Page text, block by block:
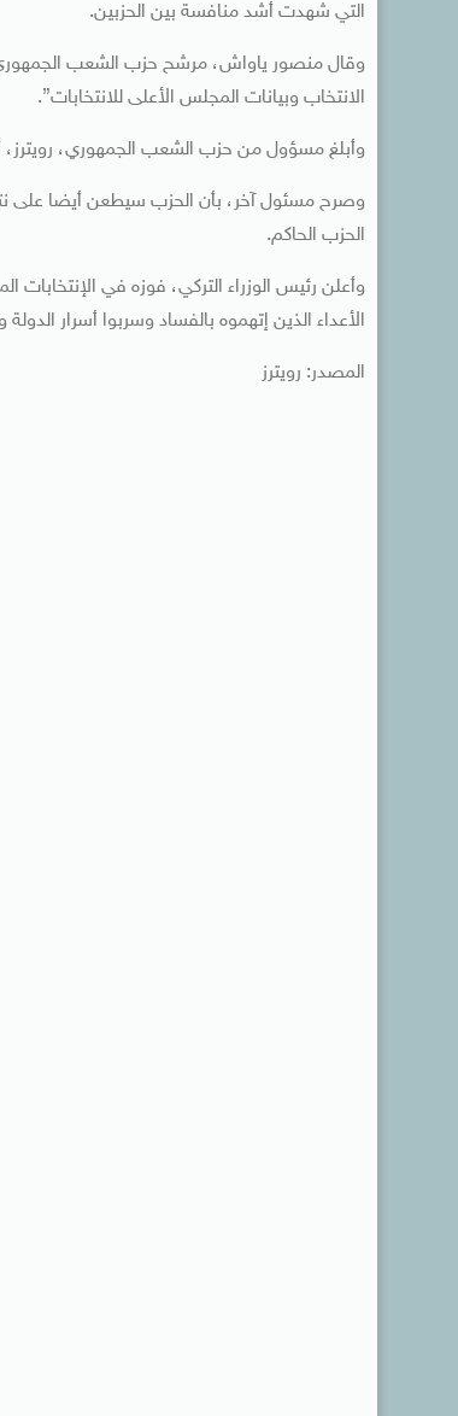
التي شهدت أشد منافسة بين الحزبين.
وقال منصور ياواش، مرشح حزب الشعب الجمهوري
الانتخاب وبيانات المجلس الأعلى للانتخابات”.
وأبلغ مسؤول من حزب الشعب الجمهوري، رويترز،
وصرح مسئول آخر، بأن الحزب سيطعن أيضا على
الحزب الحاكم.
وأعلن رئيس الوزراء التركي، فوزه في
الأعداء الذين إتهموه بالفساد وسربوا أسرار
المصدر: رويترز